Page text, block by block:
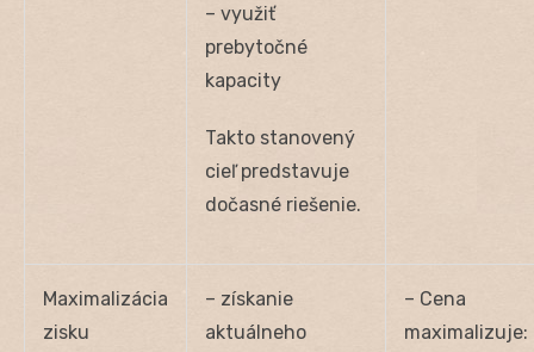
– využiť
prebytočné
kapacity
Takto stanovený
cieľ predstavuje
dočasné riešenie.
Maximalizácia
zisku
– získanie
aktuálneho
– Cena
maximalizuje: